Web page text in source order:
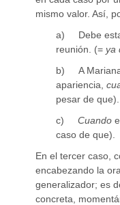
mismo valor. Así,
a) Debe
reunión. (= ya
b)A
apariencia,
pesar de que).
c)Cuando
caso de que).
En el tercer caso,
encabezando la
generalizador; es
concreta,